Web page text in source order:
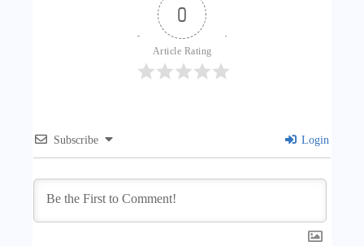
0
Article Rating
Subscribe Login